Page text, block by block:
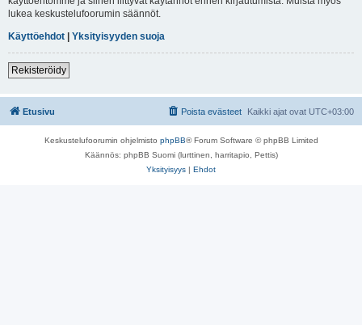
lukea keskustelufoorumin säännöt.
Käyttöehdot | Yksityisyyden suoja
Rekisteröidy
Etusivu Kaikki ajat ovat UTC+03:00
Poista evästeet
Keskustelufoorumin ohjelmisto phpBB® Forum Software © phpBB Limited
Käännös: phpBB Suomi (lurttinen, harritapio, Pettis)
Yksityisyys | Ehdot